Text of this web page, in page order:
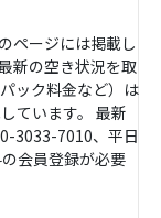
ページには掲載し
新の空き状況を取
ック料金など）は
ています。 最新
3033-7010、平日
会員登録が必要